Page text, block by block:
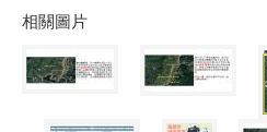
相關圖片